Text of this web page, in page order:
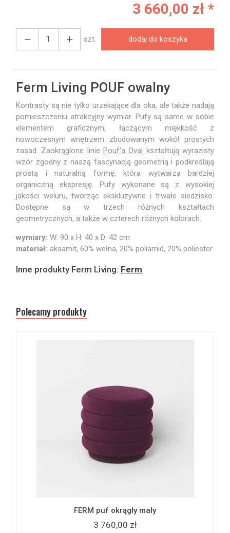
3 660,00 zł *
szt. dodaj do koszyka
Ferm Living POUF owalny
Kontrasty są nie tylko urzekające dla oka, ale także nadają
pomieszczeniu atrakcyjny wymiar. Pufy są same w sobie
elementem graficznym, łączącym miękkość z
nowoczesnym wnętrzem zbudowanym wokół prostych
zasad. Zaokrąglone linie Pouf'a Oval kształtują wyrazisty
wzór zgodny z naszą fascynacją geometrią i podkreślają
prostą i naturalną formę, która wytwarza bardziej
organiczną ekspresję. Pufy wykonane są z wysokiej
jakości weluru, tworząc ekskluzywne i trwałe siedzisko.
Dostępne są w trzech różnych kształtach
geometrycznych, a także w czterech różnych kolorach.
wymiary: W: 90 x H: 40 x D: 42 cm
materiał: aksamit, 60% wełna, 20% poliamid, 20% poliester
Inne produkty Ferm Living: Ferm
Polecamy produkty
FERM puf okrągły mały
3 760,00 zł